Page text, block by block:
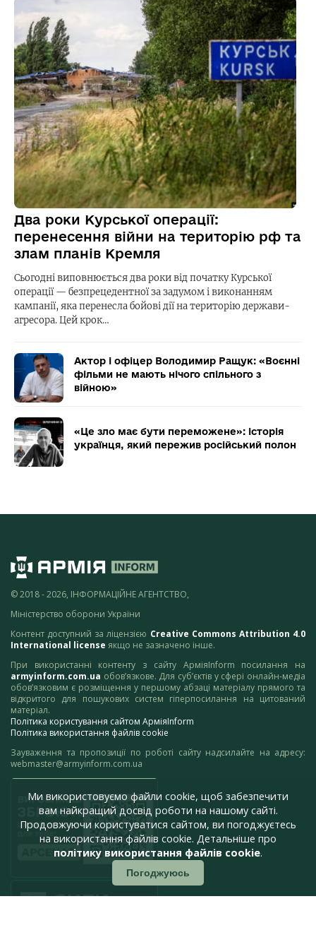
Два роки Курської операції:
перенесення війни на територію рф та
злам планів Кремля
Сьогодні виповнюється два роки від початку Курської
операції — безпрецедентної за задумом і виконанням
кампанії, яка перенесла бойові дії на територію держави-
агресора. Цей крок…
Актор і офіцер Володимир Ращук: «Воєнні
фільми не мають нічого спільного з
війною»
«Це зло має бути переможене»: історія
українця, який пережив російський полон
© 2018 - 2026, ІНФОРМАЦІЙНЕ АГЕНТСТВО,
Міністерство оборони України
Контент доступний за ліцензією Creative Commons Attribution 4.0
International license якщо не зазначено інше.
При використанні контенту з сайту АрміяInform посилання на
armyinform.com.ua обов’язкове. Для суб’єктів у сфері онлайн-медіа
обов’язковим є розміщення у першому абзаці матеріалу прямого та
відкритого для пошукових систем гіперпосилання на цитований
матеріал.
Політика користування сайтом АрміяInform
Політика використання файлів cookie
Зауваження та пропозиції по роботі сайту надсилайте на адресу:
webmaster@armyinform.com.ua
Ми використовуємо файли cookie, щоб забезпечити
вам найкращий досвід роботи на нашому сайті.
Продовжуючи користуватися сайтом, ви погоджуєтесь
на використання файлів cookie. Детальніше про
політику використання файлів cookie.
Погоджуюсь